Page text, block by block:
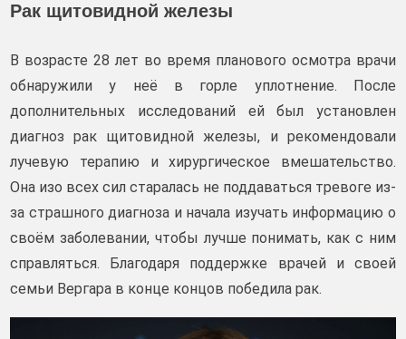
Рак щитовидной железы
В возрасте 28 лет во время планового осмотра врачи
обнаружили у неё в горле уплотнение. После
дополнительных исследований ей был установлен
диагноз рак щитовидной железы, и рекомендовали
лучевую терапию и хирургическое вмешательство.
Она изо всех сил старалась не поддаваться тревоге из-
за страшного диагноза и начала изучать информацию о
своём заболевании, чтобы лучше понимать, как с ним
справляться. Благодаря поддержке врачей и своей
семьи Вергара в конце концов победила рак.